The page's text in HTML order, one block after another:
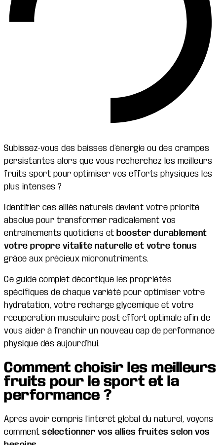
Subissez-vous des baisses d’énergie ou des crampes
persistantes alors que vous recherchez les meilleurs
fruits sport pour optimiser vos efforts physiques les
plus intenses ?
Identifier ces alliés naturels devient votre priorité
absolue pour transformer radicalement vos
entraînements quotidiens et booster durablement
votre propre vitalité naturelle et votre tonus
grâce aux précieux micronutriments.
Ce guide complet décortique les propriétés
spécifiques de chaque variété pour optimiser votre
hydratation, votre recharge glycémique et votre
récupération musculaire post-effort optimale afin de
vous aider à franchir un nouveau cap de performance
physique dès aujourd’hui.
Comment choisir les meilleurs
fruits pour le sport et la
performance ?
Après avoir compris l’intérêt global du naturel, voyons
comment sélectionner vos alliés fruités selon vos